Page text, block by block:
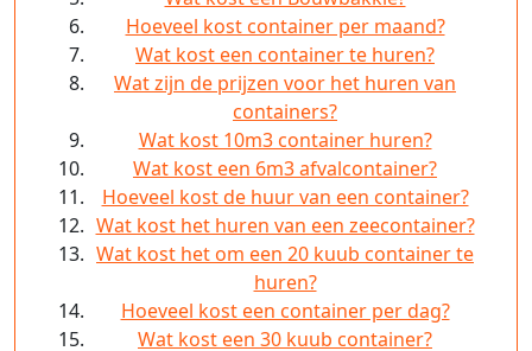
Hoeveel kost container per maand?
Wat kost een container te huren?
Wat zijn de prijzen voor het huren van
containers?
Wat kost 10m3 container huren?
Wat kost een 6m3 afvalcontainer?
Hoeveel kost de huur van een container?
Wat kost het huren van een zeecontainer?
Wat kost het om een 20 kuub container te
huren?
Hoeveel kost een container per dag?
Wat kost een 30 kuub container?